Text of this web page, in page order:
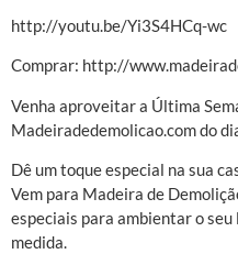
http://youtu.be/Yi3S4HCq-wc
Comprar: http://
Venha aproveitar a Última
Madeiradedemolicao.com do
Dê um toque especial na sua
Vem para Madeira de
especiais para ambientar o
medida.